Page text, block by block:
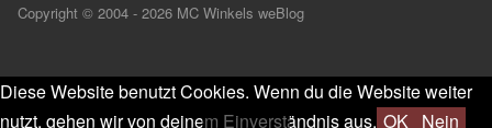
Copyright © 2004 - 2026 MC Winkels weBlog
Diese Website benutzt Cookies. Wenn du die Website weiter
nutzt, gehen wir von deinem Einverständnis aus. OK Nein